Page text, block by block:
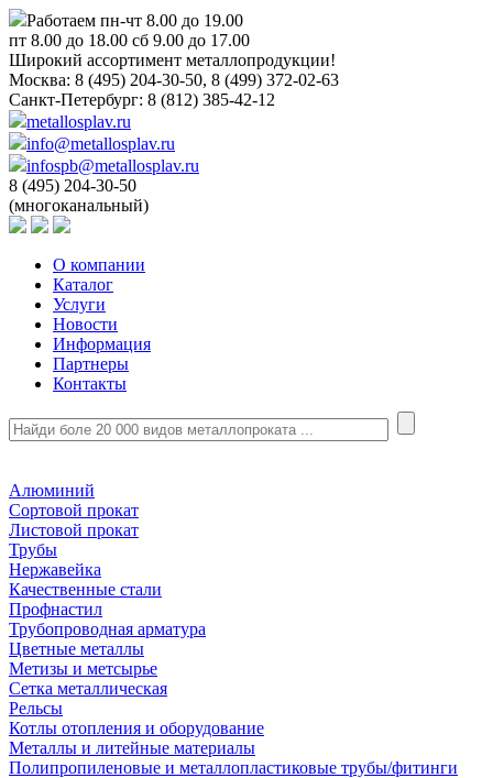
Работаем пн-чт 8.00 до 19.00
пт 8.00 до 18.00 сб 9.00 до 17.00
Широкий ассортимент металлопродукции!
Москва: 8 (495) 204-30-50, 8 (499) 372-02-63
Санкт-Петербург: 8 (812) 385-42-12
metallosplav.ru
info@metallosplav.ru
infospb@metallosplav.ru
8 (495) 204-30-50
(многоканальный)
О компании
Каталог
Услуги
Новости
Информация
Партнеры
Контакты
Алюминий
Сортовой прокат
Листовой прокат
Трубы
Нержавейка
Качественные стали
Профнастил
Трубопроводная арматура
Цветные металлы
Метизы и метсырье
Сетка металлическая
Рельсы
Котлы отопления и оборудование
Металлы и литейные материалы
Полипропиленовые и металлопластиковые трубы/фитинги